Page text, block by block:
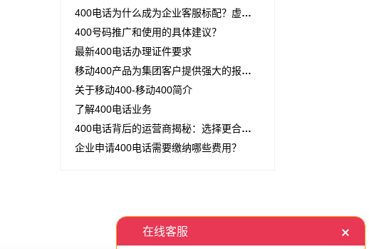
400电话为什么成为企业客服标配？虚拟号码+双向收费是核心
400号码推广和使用的具体建议？
最新400电话办理证件要求
移动400产品为集团客户提供强大的报表统计
关于移动400-移动400简介
了解400电话业务
400电话背后的运营商揭秘：选择更合适的服务商
企业申请400电话需要缴纳哪些费用？